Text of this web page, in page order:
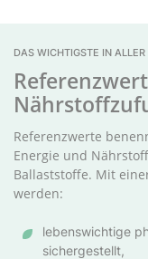
DAS WICHTIGSTE IN ALLER
Referenzwerte
Energie und
Ballaststoffe. Mit
werden:
lebenswichtige
sichergestellt,